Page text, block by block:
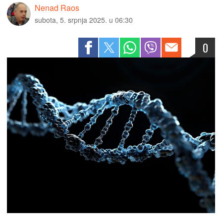
Nenad Raos
subota, 5. srpnja 2025. u 06:30
0